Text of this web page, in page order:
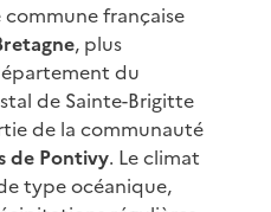
française
, plus
du
de Sainte-Brigitte
de la communauté
de Pontivy. Le climat
type océanique,